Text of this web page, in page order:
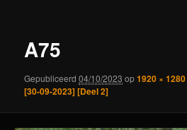
A75
Gepubliceerd04/10/2023 op1920 × 1280
[30-09-2023] [Deel 2]